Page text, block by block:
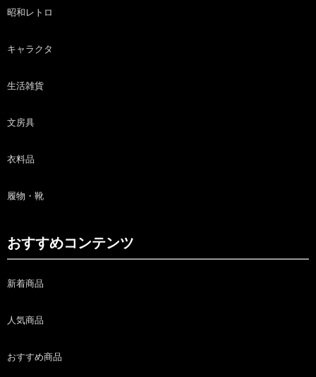
昭和レトロ
キャラクタ
生活雑貨
文房具
衣料品
履物・靴
おすすめコンテンツ
新着商品
人気商品
おすすめ商品